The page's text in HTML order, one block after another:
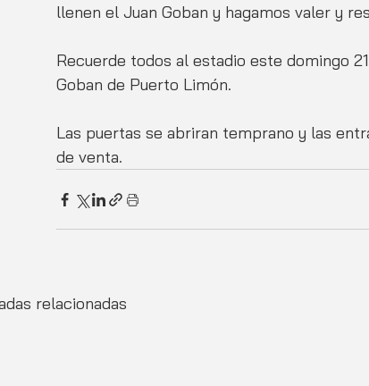
llenen el Juan Goban y hagamos valer y
Recuerde todos al estadio este domingo
Goban de Puerto Limón.
Las puertas se abriran temprano y las
de venta.
relacionadas